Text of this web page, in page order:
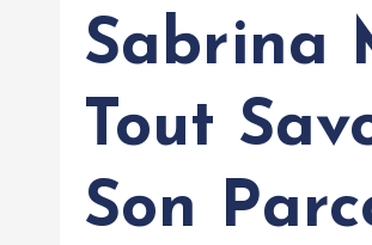
Sabrina
Tout
Son